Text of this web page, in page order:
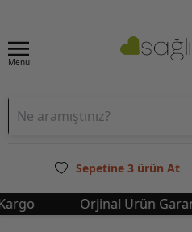
Menu
Sepetine 3 ürün At
Orjinal Ürün Garantisi